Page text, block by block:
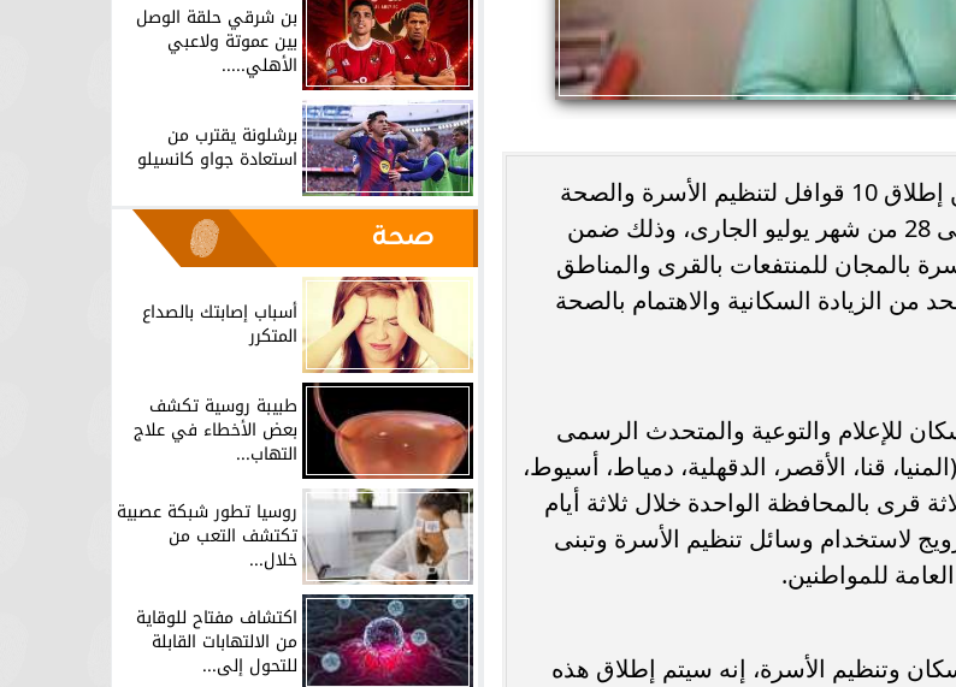
أعلنت الدكتورة هالة زايد، وزيرة الصحة والسكان، عن إطلاق 10 قوافل لتنظيم الأسرة والصحة
الإنجابية فى 30 قرية بـ7 محافظات بدءًا من اليوم وحتى 28 من شهر يوليو الجارى، وذلك ضمن
بالمجان للمنتفعات بالقرى والمناطق
الزيادة السكانية والاهتمام بالصحة
للإعلام والتوعية والمتحدث الرسمى
قنا، الأقصر، الدقهلية، دمياط، أسيوط،
قرى بالمحافظة الواحدة خلال ثلاثة أيام
لاستخدام وسائل تنظيم الأسرة وتبنى
للمواطنين.
وتنظيم الأسرة، إنه سيتم إطلاق هذه
بن شرقي حلقة الوصل
بين عموتة ولاعبي
الأهلي.....
برشلونة يقترب من
استعادة جواو كانسيلو
صحة
أسباب إصابتك بالصداع
المتكرر
طبيبة روسية تكشف
بعض الأخطاء في علاج
التهاب...
روسيا تطور شبكة عصبية
تكتشف التعب من
خلال...
اكتشاف مفتاح للوقاية
من الالتهابات القابلة
للتحول إلى...